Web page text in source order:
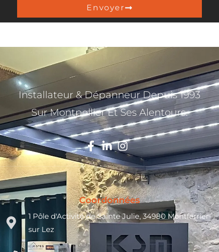
Envoyer
Installateur & Dépanneur Depuis 1993
Sur Montpellier Et Ses Alentours.
Coordonnées
1 Pôle d'Activité de Sainte Julie, 34980 Montferrier
sur Lez